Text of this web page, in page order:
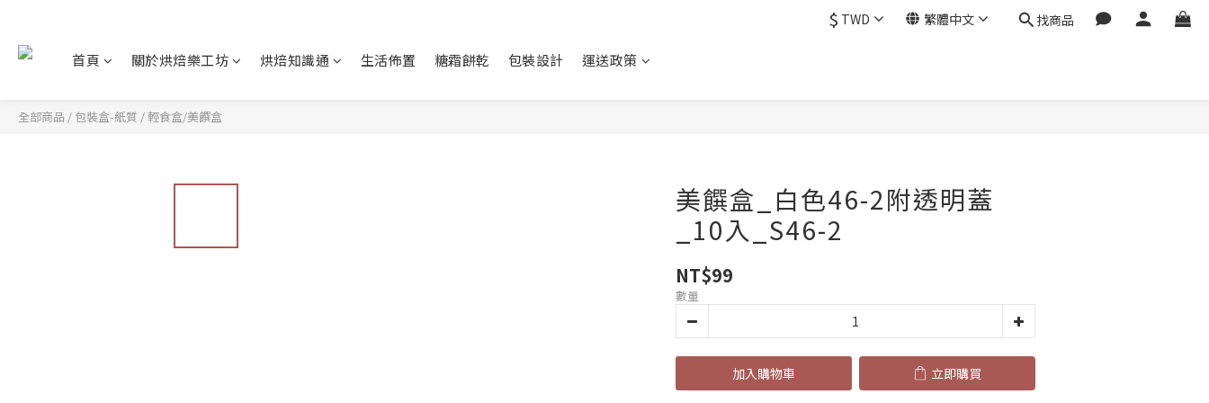
$ TWD 繁體中文 找商品
首頁 關於烘焙樂工坊 烘焙知識通 生活佈置 糖霜餅乾 包裝設計 運送政策
全部商品 / 包裝盒-紙質 /輕食盒/美饌盒
美饌盒_白色46-2附透明蓋
_10入_S46-2
NT$99
數量
加入購物車 立即購買